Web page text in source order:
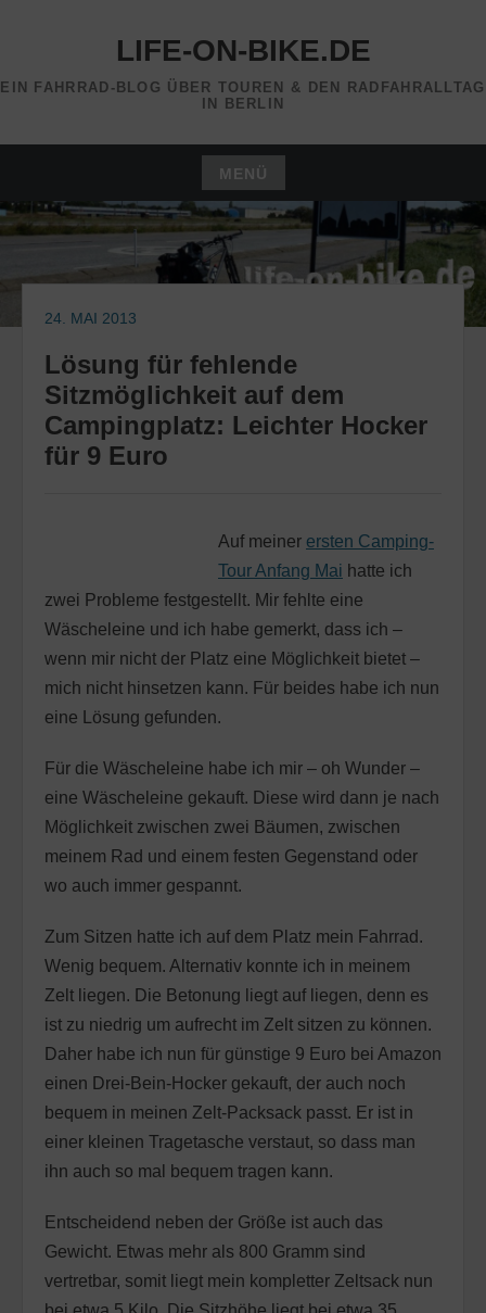
LIFE-ON-BIKE.DE
EIN FAHRRAD-BLOG ÜBER TOUREN & DEN RADFAHRALLTAG
IN BERLIN
MENÜ
Zum
Inhalt
24. MAI 2013
Lösung für fehlende
Sitzmöglichkeit auf dem
Campingplatz: Leichter Hocker
für 9 Euro
Auf meiner ersten Camping-
Tour Anfang Mai hatte ich
zwei Probleme festgestellt. Mir fehlte eine
Wäscheleine und ich habe gemerkt, dass ich –
wenn mir nicht der Platz eine Möglichkeit bietet –
mich nicht hinsetzen kann. Für beides habe ich nun
eine Lösung gefunden.
Für die Wäscheleine habe ich mir – oh Wunder –
eine Wäscheleine gekauft. Diese wird dann je nach
Möglichkeit zwischen zwei Bäumen, zwischen
meinem Rad und einem festen Gegenstand oder
wo auch immer gespannt.
Zum Sitzen hatte ich auf dem Platz mein Fahrrad.
Wenig bequem. Alternativ konnte ich in meinem
Zelt liegen. Die Betonung liegt auf liegen, denn es
ist zu niedrig um aufrecht im Zelt sitzen zu können.
Daher habe ich nun für günstige 9 Euro bei Amazon
einen Drei-Bein-Hocker gekauft, der auch noch
bequem in meinen Zelt-Packsack passt. Er ist in
einer kleinen Tragetasche verstaut, so dass man
ihn auch so mal bequem tragen kann.
Entscheidend neben der Größe ist auch das
Gewicht. Etwas mehr als 800 Gramm sind
vertretbar, somit liegt mein kompletter Zeltsack nun